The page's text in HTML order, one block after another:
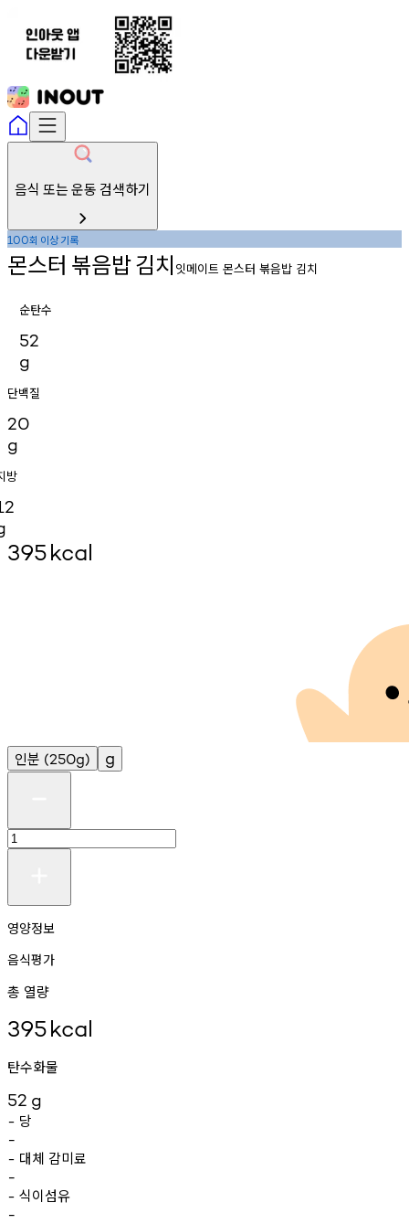
음식 또는 운동 검색하기
100회 이상기록
몬스터 볶음밥김치 잇메이트 몬스터 볶음밥 김치
순탄수
52
g
단백질
20
g
방
395kcal
인분 (250g) g
영양정보
음식평가
총 열량
395kcal
탄수화물
52 g
- 당
-
- 대체 감미료
-
- 식이섬유
-